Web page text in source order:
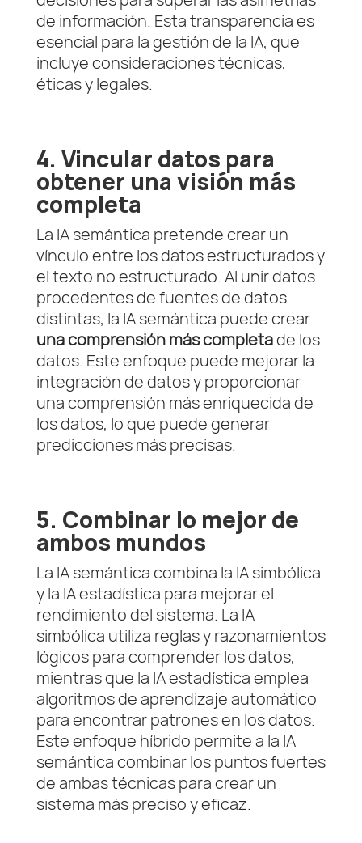
de información. Esta transparencia es
esencial para la gestión de la IA, que
incluye consideraciones técnicas,
éticas y legales.
4. Vincular datos para
obtener una visión más
completa
La IA semántica pretende crear un
vínculo entre los datos estructurados y
el texto no estructurado. Al unir datos
procedentes de fuentes de datos
distintas, la IA semántica puede crear
una comprensión más completade los
datos. Este enfoque puede mejorar la
integración de datos y proporcionar
una comprensión más enriquecida de
los datos, lo que puede generar
predicciones más precisas.
5. Combinar lo mejor de
ambos mundos
La IA semántica combina la IA simbólica
y la IA estadística para mejorar el
rendimiento del sistema. La IA
simbólica utiliza reglas y razonamientos
lógicos para comprender los datos,
mientras que la IA estadística emplea
algoritmos de aprendizaje automático
para encontrar patrones en los datos.
Este enfoque híbrido permite a la IA
semántica combinar los puntos fuertes
de ambas técnicas para crear un
sistema más preciso y eficaz.